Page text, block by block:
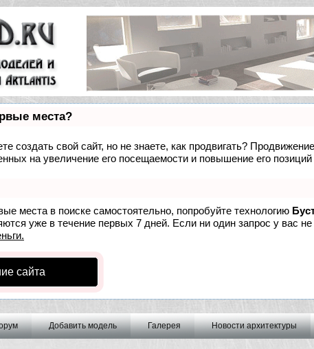
места?
создать свой сайт, но не знаете, как продвигать?
на увеличение его посещаемости и повышение его
места в поиске самостоятельно, попробуйте технологию
уже в течение первых 7 дней. Если ни один запрос у вас
сайта
Добавить модель Галерея Новости архитектуры